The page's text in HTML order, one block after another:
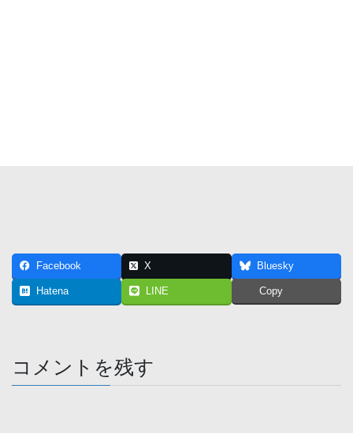
Facebook X Bluesky
Hatena LINE Copy
コメントを残す